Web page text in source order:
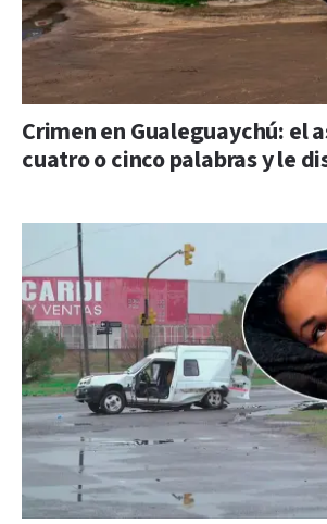
Crimen en Gualeguaychú: el
cuatro o cinco palabras y le